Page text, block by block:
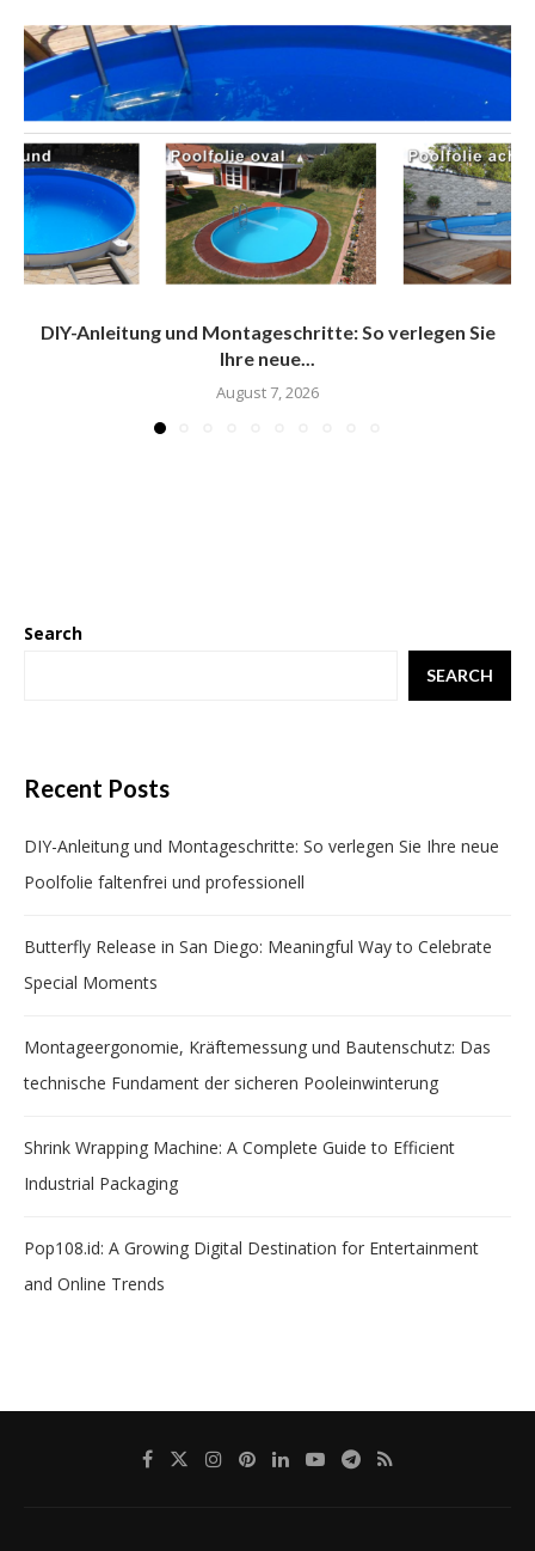
DIY-Anleitung und Montageschritte: So verlegen Sie
Ihre neue...
August 7, 2026
Search
SEARCH
Recent Posts
DIY-Anleitung und Montageschritte: So verlegen Sie Ihre neue
Poolfolie faltenfrei und professionell
Butterfly Release in San Diego: Meaningful Way to Celebrate
Special Moments
Montageergonomie, Kräftemessung und Bautenschutz: Das
technische Fundament der sicheren Pooleinwinterung
Shrink Wrapping Machine: A Complete Guide to Efficient
Industrial Packaging
Pop108.id: A Growing Digital Destination for Entertainment
and Online Trends